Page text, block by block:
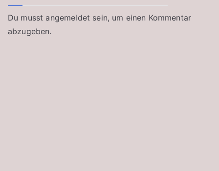
Du musst angemeldet sein, um einen Kommentar
abzugeben.